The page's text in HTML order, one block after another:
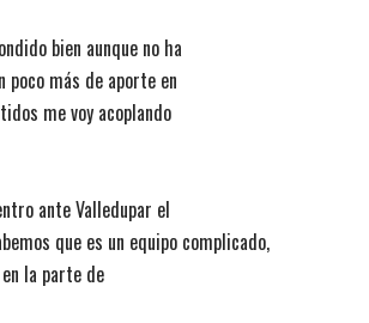
bien aunque no ha
poco más de aporte en
me voy acoplando
ante Valledupar el
que es un equipo complicado,
la parte de